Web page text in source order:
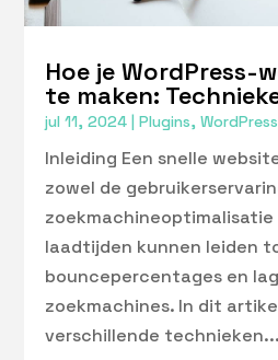
Hoe je WordPress-
te maken:
jul 11, 2024 |Plugins,WordPress
Inleiding Een snelle
zowel de
zoekmachineoptimalisatie
laadtijden kunnen leiden
bouncepercentages en
zoekmachines. In dit
verschillende technieken...